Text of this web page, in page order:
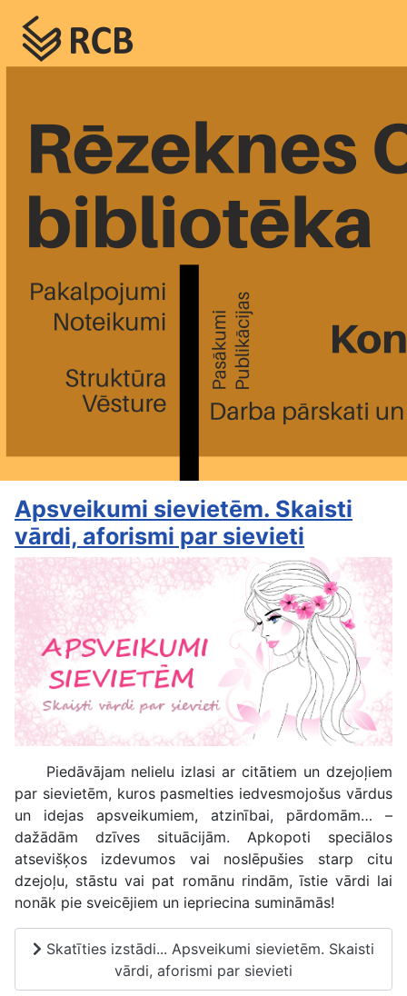
Apsveikumi sievietēm. Skaisti
vārdi, aforismi par sievieti
Piedāvājam nelielu izlasi ar citātiem un dzejoļiem
par sievietēm, kuros pasmelties iedvesmojošus vārdus
un idejas apsveikumiem, atzinībai, pārdomām… –
dažādām dzīves situācijām. Apkopoti speciālos
atsevišķos izdevumos vai noslēpušies starp citu
dzejoļu, stāstu vai pat romānu rindām, īstie vārdi lai
nonāk pie sveicējiem un iepriecina sumināmās!
Skatīties izstādi... Apsveikumi sievietēm. Skaisti
vārdi, aforismi par sievieti